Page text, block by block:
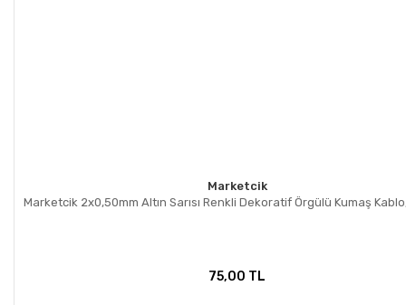
Marketcik
Marketcik 2x0,50mm Altın Sarısı Renkli Dekoratif Örgülü Kumaş
75,00 TL